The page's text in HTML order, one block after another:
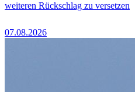
weiteren Rückschlag zu versetzen
07.08.2026